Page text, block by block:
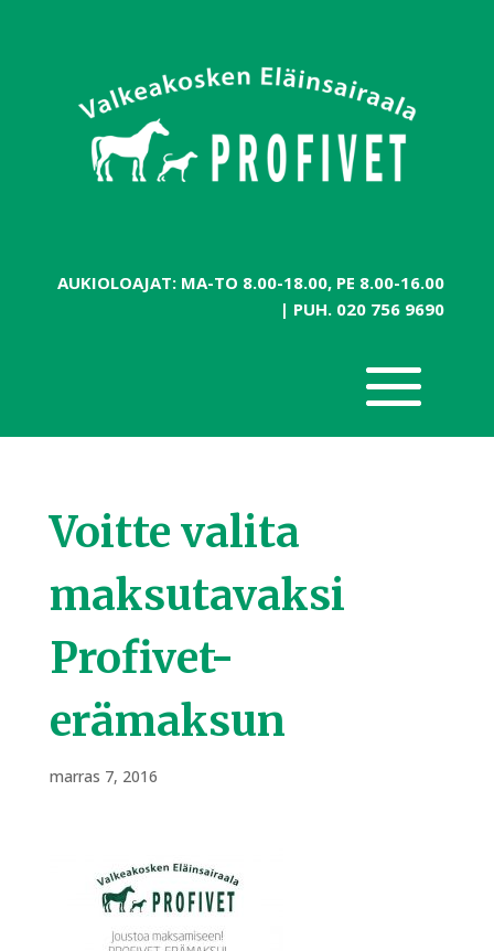
AUKIOLOAJAT: MA-TO 8.00-18.00, PE 8.00-16.00
| PUH. 020 756 9690
Voitte valita
maksutavaksi
Profivet-
erämaksun
marras 7, 2016